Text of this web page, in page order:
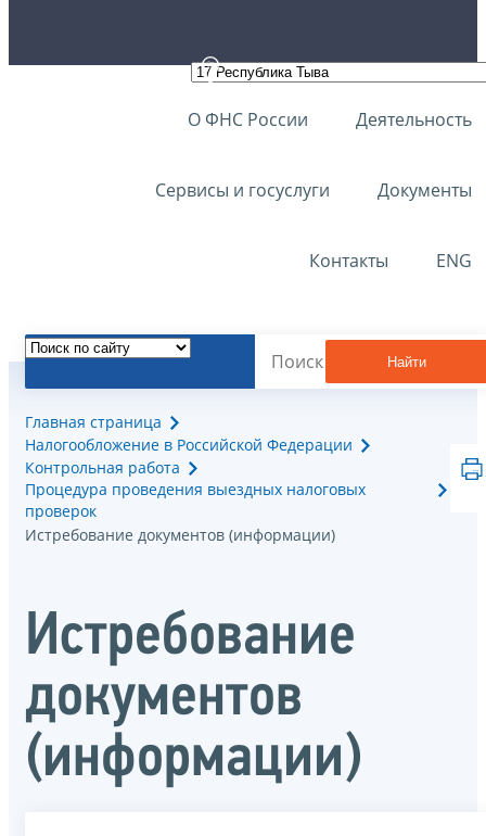
О ФНС России Деятельность
Сервисы и госуслуги Документы
Контакты ENG
Найти
Главная страница
Налогообложение в Российской Федерации
Контрольная работа
Процедура проведения выездных налоговых
проверок
Истребование документов (информации)
Истребование
документов
(информации)